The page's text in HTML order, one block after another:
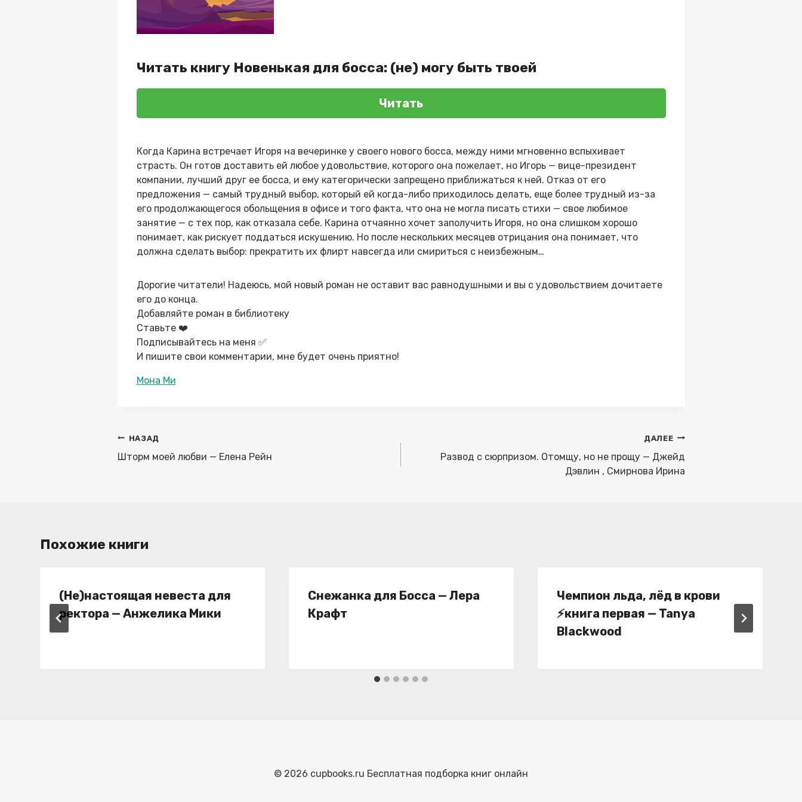
Читать книгу Новенькая для босса: (не) могу быть твоей
Читать
Когда Карина встречает Игоря на вечеринке у своего нового босса, между ними мгновенно вспыхивает
страсть. Он готов доставить ей любое удовольствие, которого она пожелает, но Игорь — вице-президент
компании, лучший друг ее босса, и ему категорически запрещено приближаться к ней. Отказ от его
предложения — самый трудный выбор, который ей когда-либо приходилось делать, еще более трудный из-за
его продолжающегося обольщения в офисе и того факта, что она не могла писать стихи — свое любимое
занятие — с тех пор, как отказала себе. Карина отчаянно хочет заполучить Игоря, но она слишком хорошо
понимает, как рискует поддаться искушению. Но после нескольких месяцев отрицания она понимает, что
должна сделать выбор: прекратить их флирт навсегда или смириться с неизбежным…
Дорогие читатели! Надеюсь, мой новый роман не оставит вас равнодушными и вы с удовольствием дочитаете
его до конца.
Добавляйте роман в библиотеку
Ставьте ❤️
Подписывайтесь на меня ✅
И пишите свои комментарии, мне будет очень приятно!
Метки
Мона Ми
Навигация
по
НАЗАД
Шторм моей любви — Елена Рейн
ДАЛЕЕ
Развод с сюрпризом. Отомщу, но не прощу — Джейд
Дэвлин , Смирнова Ирина
Похожие книги
(Не)настоящая невеста для
ректора — Анжелика Мики
Снежанка для Босса — Лера
Крафт
Чемпион льда, лёд в крови
⚡книга первая — Tanya
Blackwood
© 2026 cupbooks.ru Бесплатная подборка книг онлайн